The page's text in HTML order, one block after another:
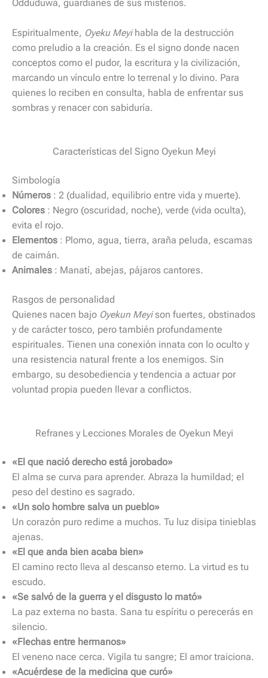
Odduduwa, guardianes de sus misterios.
Espiritualmente, Oyeku Meyihabla de la destrucción
como preludio a la creación. Es el signo donde nacen
conceptos como el pudor, la escritura y la civilización,
marcando un vínculo entre lo terrenal y lo divino. Para
quienes lo reciben en consulta, habla de enfrentar sus
sombras y renacer con sabiduría.
Características del Signo Oyekun Meyi
Simbología
Números : 2 (dualidad, equilibrio entre vida y muerte).
Colores : Negro (oscuridad, noche), verde (vida oculta),
evita el rojo.
Elementos : Plomo, agua, tierra, araña peluda, escamas
de caimán.
Animales : Manatí, abejas, pájaros cantores.
Rasgos de personalidad
Quienes nacen bajo Oyekun Meyison fuertes, obstinados
y de carácter tosco, pero también profundamente
espirituales. Tienen una conexión innata con lo oculto y
una resistencia natural frente a los enemigos. Sin
embargo, su desobediencia y tendencia a actuar por
voluntad propia pueden llevar a conflictos.
Refranes y Lecciones Morales de Oyekun Meyi
«El que nació derecho está jorobado»
El alma se curva para aprender. Abraza la humildad; el
peso del destino es sagrado.
«Un solo hombre salva un pueblo»
Un corazón puro redime a muchos. Tu luz disipa tinieblas
ajenas.
«El que anda bien acaba bien»
El camino recto lleva al descanso eterno. La virtud es tu
escudo.
«Se salvó de la guerra y el disgusto lo mató»
La paz externa no basta. Sana tu espíritu o perecerás en
silencio.
«Flechas entre hermanos»
El veneno nace cerca. Vigila tu sangre; El amor traiciona.
«Acuérdese de la medicina que curó»